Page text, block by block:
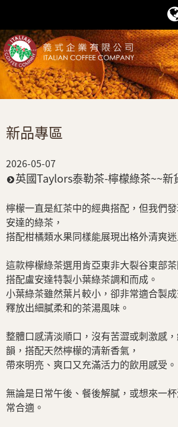
新品專區
2026-05-07
英國Taylors泰勒茶-檸檬綠茶~~新
檸檬一直是紅茶中的經典搭配，但我們
安達的綠茶，
搭配柑橘類水果同樣能展現出格外清爽迷
這款檸檬綠茶選用肯亞東非大裂谷東部
搭配盧安達特製小葉綠茶調和而成。
小葉綠茶雖然葉片較小，卻非常適合製
釋放出細膩柔和的茶湯風味。
整體口感清淡順口，沒有苦澀或刺激感
韻，搭配天然檸檬的清新香氣，
帶來明亮、爽口又充滿活力的飲用感受。
無論是日常午後、餐後解膩，或想來一
常合適。